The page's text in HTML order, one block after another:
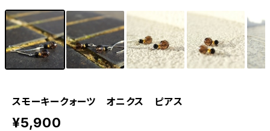
スモーキークォーツ オニクス ピアス
¥5,900